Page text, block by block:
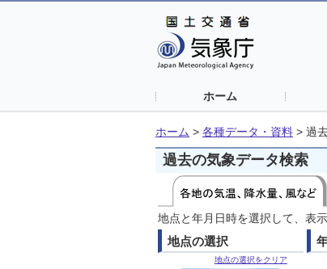
ホーム
ホーム > 各種データ・資料 > 過
過去の気象データ検索
地点と年月日時を選択して、表
地点の選択
地点の選択をクリア